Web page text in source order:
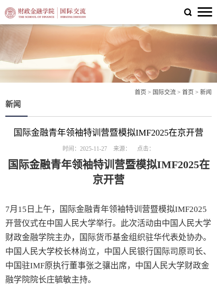
首页 > 国际交流> 首页 > 新闻
新闻
国际金融青年领袖特训营暨模拟IMF2025在京开营
时间：2025-11-27 来源： 点击：
国际金融青年领袖特训营暨模拟IMF2025在
京开营
7月15日上午，国际金融青年领袖特训营暨模拟IMF2025
开营仪式在中国人民大学举行。此次活动由中国人民大学
财政金融学院主办，国际货币基金组织驻华代表处协办。
中国人民大学校长林尚立，中国人民银行国际司原司长、
中国驻IMF原执行董事张之骧出席，中国人民大学财政金
融学院院长庄毓敏主持。